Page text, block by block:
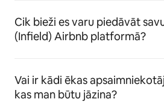
Cik bieži es varu piedāvāt
(Infield) Airbnb platformā?
Vai ir kādi ēkas
kas man būtu jāzina?